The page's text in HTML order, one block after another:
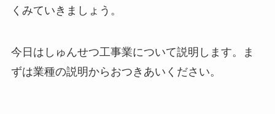
くみていきましょう。
今日はしゅんせつ工事業について説明します。ま
ずは業種の説明からおつきあいください。